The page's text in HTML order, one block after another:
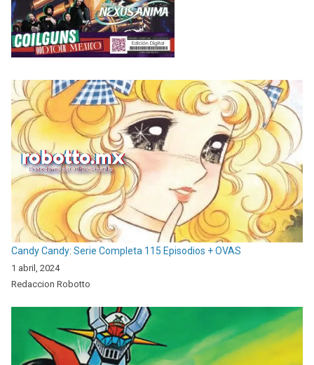
Candy Candy: Serie Completa 115 Episodios + OVAS
1 abril, 2024
Redaccion Robotto